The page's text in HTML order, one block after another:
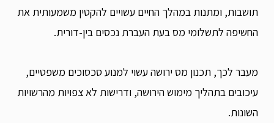
תושבות, ומתנות במהלך החיים עשויים להקטין משמעותית את
החשיפה לתשלומי מס בעת העברת נכסים בין-דורית.
מעבר לכך, תכנון מס ירושה עשוי למנוע סכסוכים משפטיים,
עיכובים בתהליך מימוש הירושה, ודרישות לא צפויות מהרשויות
השונות.